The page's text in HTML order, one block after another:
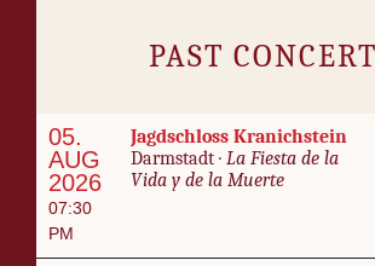
PAST
05.
AUG
2026
07:30
PM
Jagdschloss Kranich­stein
Darm­stadt · La Fi­es­ta de la
Vi­da y de la Muerte